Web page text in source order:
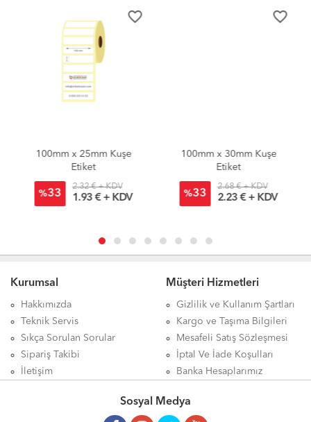
favorite_border
100mm x 25mm Kuşe
Etiket
%33
2.32 € + KDV
1.93 € + KDV
favorite_border
100mm x 30mm Kuşe
Etiket
%33
2.68 € + KDV
2.23 € + KDV
Kurumsal
Hakkımızda
Teknik Servis
Sıkça Sorulan Sorular
Sipariş Takibi
İletişim
Müşteri Hizmetleri
Gizlilik ve Kullanım Şartları
Kargo ve Taşıma Bilgileri
Mesafeli Satış Sözleşmesi
İptal Ve İade Koşulları
Banka Hesaplarımız
Sosyal Medya